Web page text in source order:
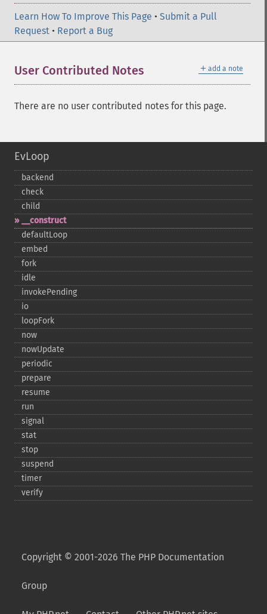
Learn How To Improve This Page • Submit a Pull
Request • Report a Bug
＋ add a note
User Contributed Notes
There are no user contributed notes for this page.
EvLoop
backend
check
child
_​_​construct
defaultLoop
embed
fork
idle
invokePending
io
loopFork
now
nowUpdate
periodic
prepare
resume
run
signal
stat
stop
suspend
timer
verify
Copyright © 2001-2026 The PHP Documentation
Group